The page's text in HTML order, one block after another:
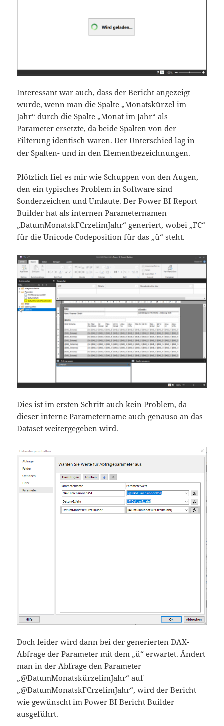
Interessant war auch, dass der Bericht angezeigt
wurde, wenn man die Spalte „Monatskürzel im
Jahr“ durch die Spalte „Monat im Jahr“ als
Parameter ersetzte, da beide Spalten von der
Filterung identisch waren. Der Unterschied lag in
der Spalten- und in den Elementbezeichnungen.
Plötzlich fiel es mir wie Schuppen von den Augen,
den ein typisches Problem in Software sind
Sonderzeichen und Umlaute. Der Power BI Report
Builder hat als internen Parameternamen
„DatumMonatskFCrzelimJahr“ generiert, wobei „FC“
für die Unicode Codeposition für das „ü“ steht.
Dies ist im ersten Schritt auch kein Problem, da
dieser interne Parametername auch genauso an das
Dataset weitergegeben wird.
Doch leider wird dann bei der generierten DAX-
Abfrage der Parameter mit dem „ü“ erwartet. Ändert
man in der Abfrage den Parameter
„@DatumMonatskürzelimJahr“ auf
„@DatumMonatskFCrzelimJahr“, wird der Bericht
wie gewünscht im Power BI Bericht Builder
ausgeführt.